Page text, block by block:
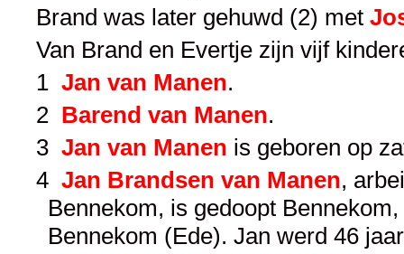
Brand was later gehuwd (2) met
Van Brand en Evertje zijn vijf
1 Jan van Manen.
2 Barend van Manen.
3 Jan van Manen is geboren op
4 Jan Brandsen van Manen,
Bennekom, is gedoopt
Bennekom (Ede). Jan werd 46